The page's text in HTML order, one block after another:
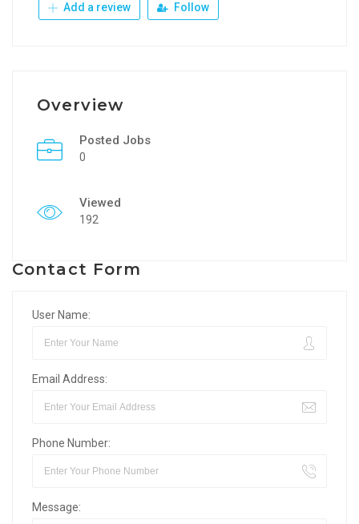
Add a review Follow
Overview
Posted Jobs
0
Viewed
192
Contact Form
User Name:
Email Address:
Phone Number:
Message: